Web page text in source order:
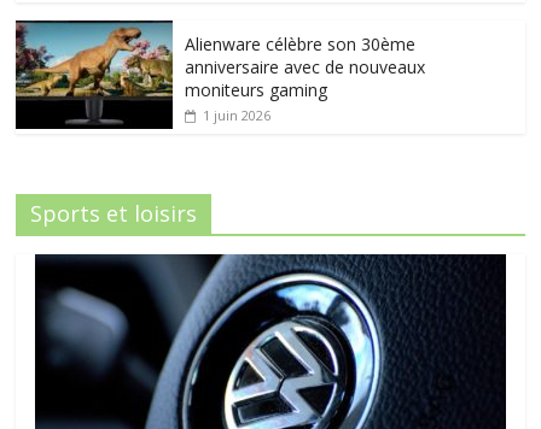
Alienware célèbre son 30ème
anniversaire avec de nouveaux
moniteurs gaming
1 juin 2026
Sports et loisirs